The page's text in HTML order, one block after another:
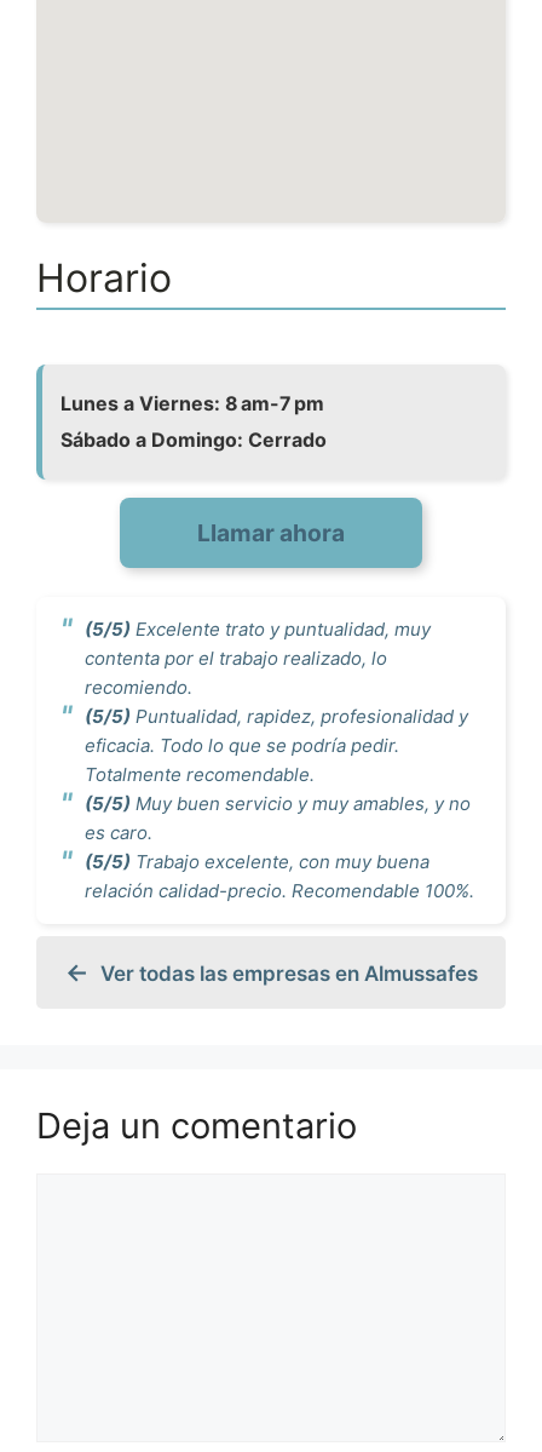
Horario
Lunes a Viernes: 8 am-7 pm
Sábado a Domingo: Cerrado
Llamar ahora
(5/5) Excelente trato y puntualidad, muy
contenta por el trabajo realizado, lo
recomiendo.
(5/5) Puntualidad, rapidez, profesionalidad y
eficacia. Todo lo que se podría pedir.
Totalmente recomendable.
(5/5) Muy buen servicio y muy amables, y no
es caro.
(5/5) Trabajo excelente, con muy buena
relación calidad-precio. Recomendable 100%.
Ver todas las empresas en Almussafes
Deja un comentario